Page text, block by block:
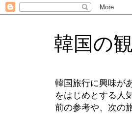
韓国の
韓国旅行に興味が
をはじめとする人
前の参考や、次の